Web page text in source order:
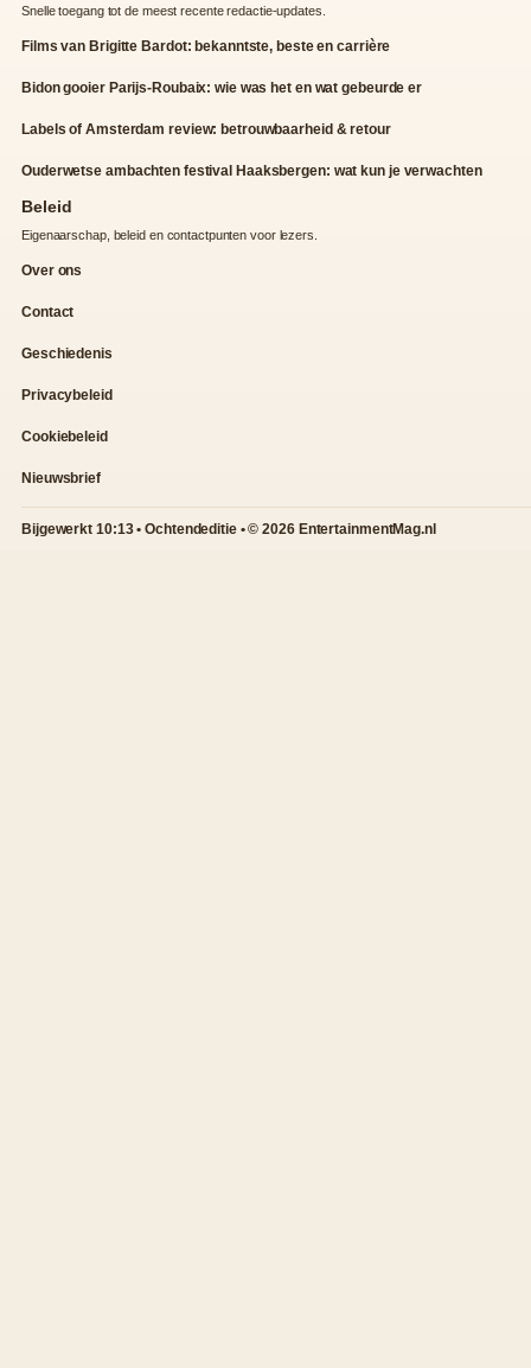
Snelle toegang tot de meest recente redactie-updates.
Films van Brigitte Bardot: bekanntste, beste en carrière
Bidon gooier Parijs-Roubaix: wie was het en wat gebeurde er
Labels of Amsterdam review: betrouwbaarheid & retour
Ouderwetse ambachten festival Haaksbergen: wat kun je verwachten
Beleid
Eigenaarschap, beleid en contactpunten voor lezers.
Over ons
Contact
Geschiedenis
Privacybeleid
Cookiebeleid
Nieuwsbrief
Bijgewerkt 10:13 • Ochtendeditie • © 2026 EntertainmentMag.nl